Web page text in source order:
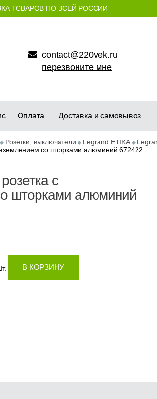
ТОВАРОВ ПО ВСЕЙ РОССИИ
contact@220vek.ru
перезвоните мне
Оплата Доставка и самовывоз
Розетки, выключатели Legrand ETIKA
со шторками алюминий 672422
с
шторками алюминий
В КОРЗИНУ